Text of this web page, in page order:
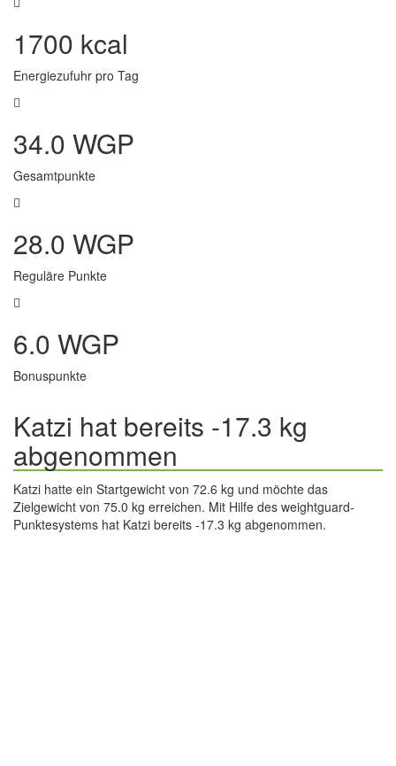
1700 kcal
Energiezufuhr pro Tag
34.0 WGP
Gesamtpunkte
28.0 WGP
Reguläre Punkte
6.0 WGP
Bonuspunkte
Katzi hat bereits -17.3 kg
abgenommen
Katzi hatte ein Startgewicht von 72.6 kg und möchte das
Zielgewicht von 75.0 kg erreichen. Mit Hilfe des weightguard-
Punktesystems hat Katzi bereits -17.3 kg abgenommen.